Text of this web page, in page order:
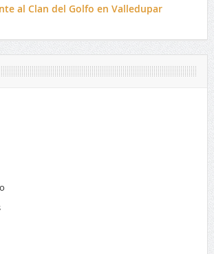
al Clan del Golfo en Valledupar